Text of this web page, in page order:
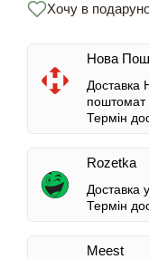
Хочу в
Нова
Доставка
поштомат
Термін
Rozetka
Доставка
Термін
Meest